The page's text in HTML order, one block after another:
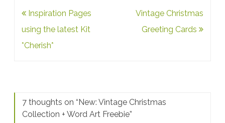
Post
navigation
Inspiration Pages
using the latest Kit
*Cherish*
Vintage Christmas
Greeting Cards
7 thoughts on “ New: Vintage Christmas
Collection + Word Art Freebie”